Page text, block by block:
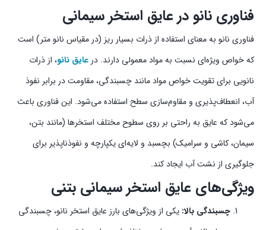
فناوری نانو در عایق استخر سیمانی
فناوری نانو به معنای استفاده از ذرات بسیار ریز (در مقیاس نانو متر) است
که خواص ویژه‌ای نسبت به مواد معمولی دارند. در عایق نانو، از ذرات
نانویی برای تقویت خواص مواد مانند چسبندگی، مقاومت در برابر نفوذ
آب، انعطاف‌پذیری و مقاوم‌سازی سطح استفاده می‌شود. این فناوری باعث
می‌شود که عایق به راحتی بر روی سطوح مختلف استخرها (مانند بتن،
سیمان، کاشی و سرامیک) بچسبد و لایه‌ای یکپارچه و نفوذناپذیر برای
جلوگیری از نشت آب ایجاد کند.
ویژگی‌های عایق استخر سیمانی بتنی
چسبندگی بالا: یکی از ویژگی‌های بارز عایق استخر نانو، چسبندگی